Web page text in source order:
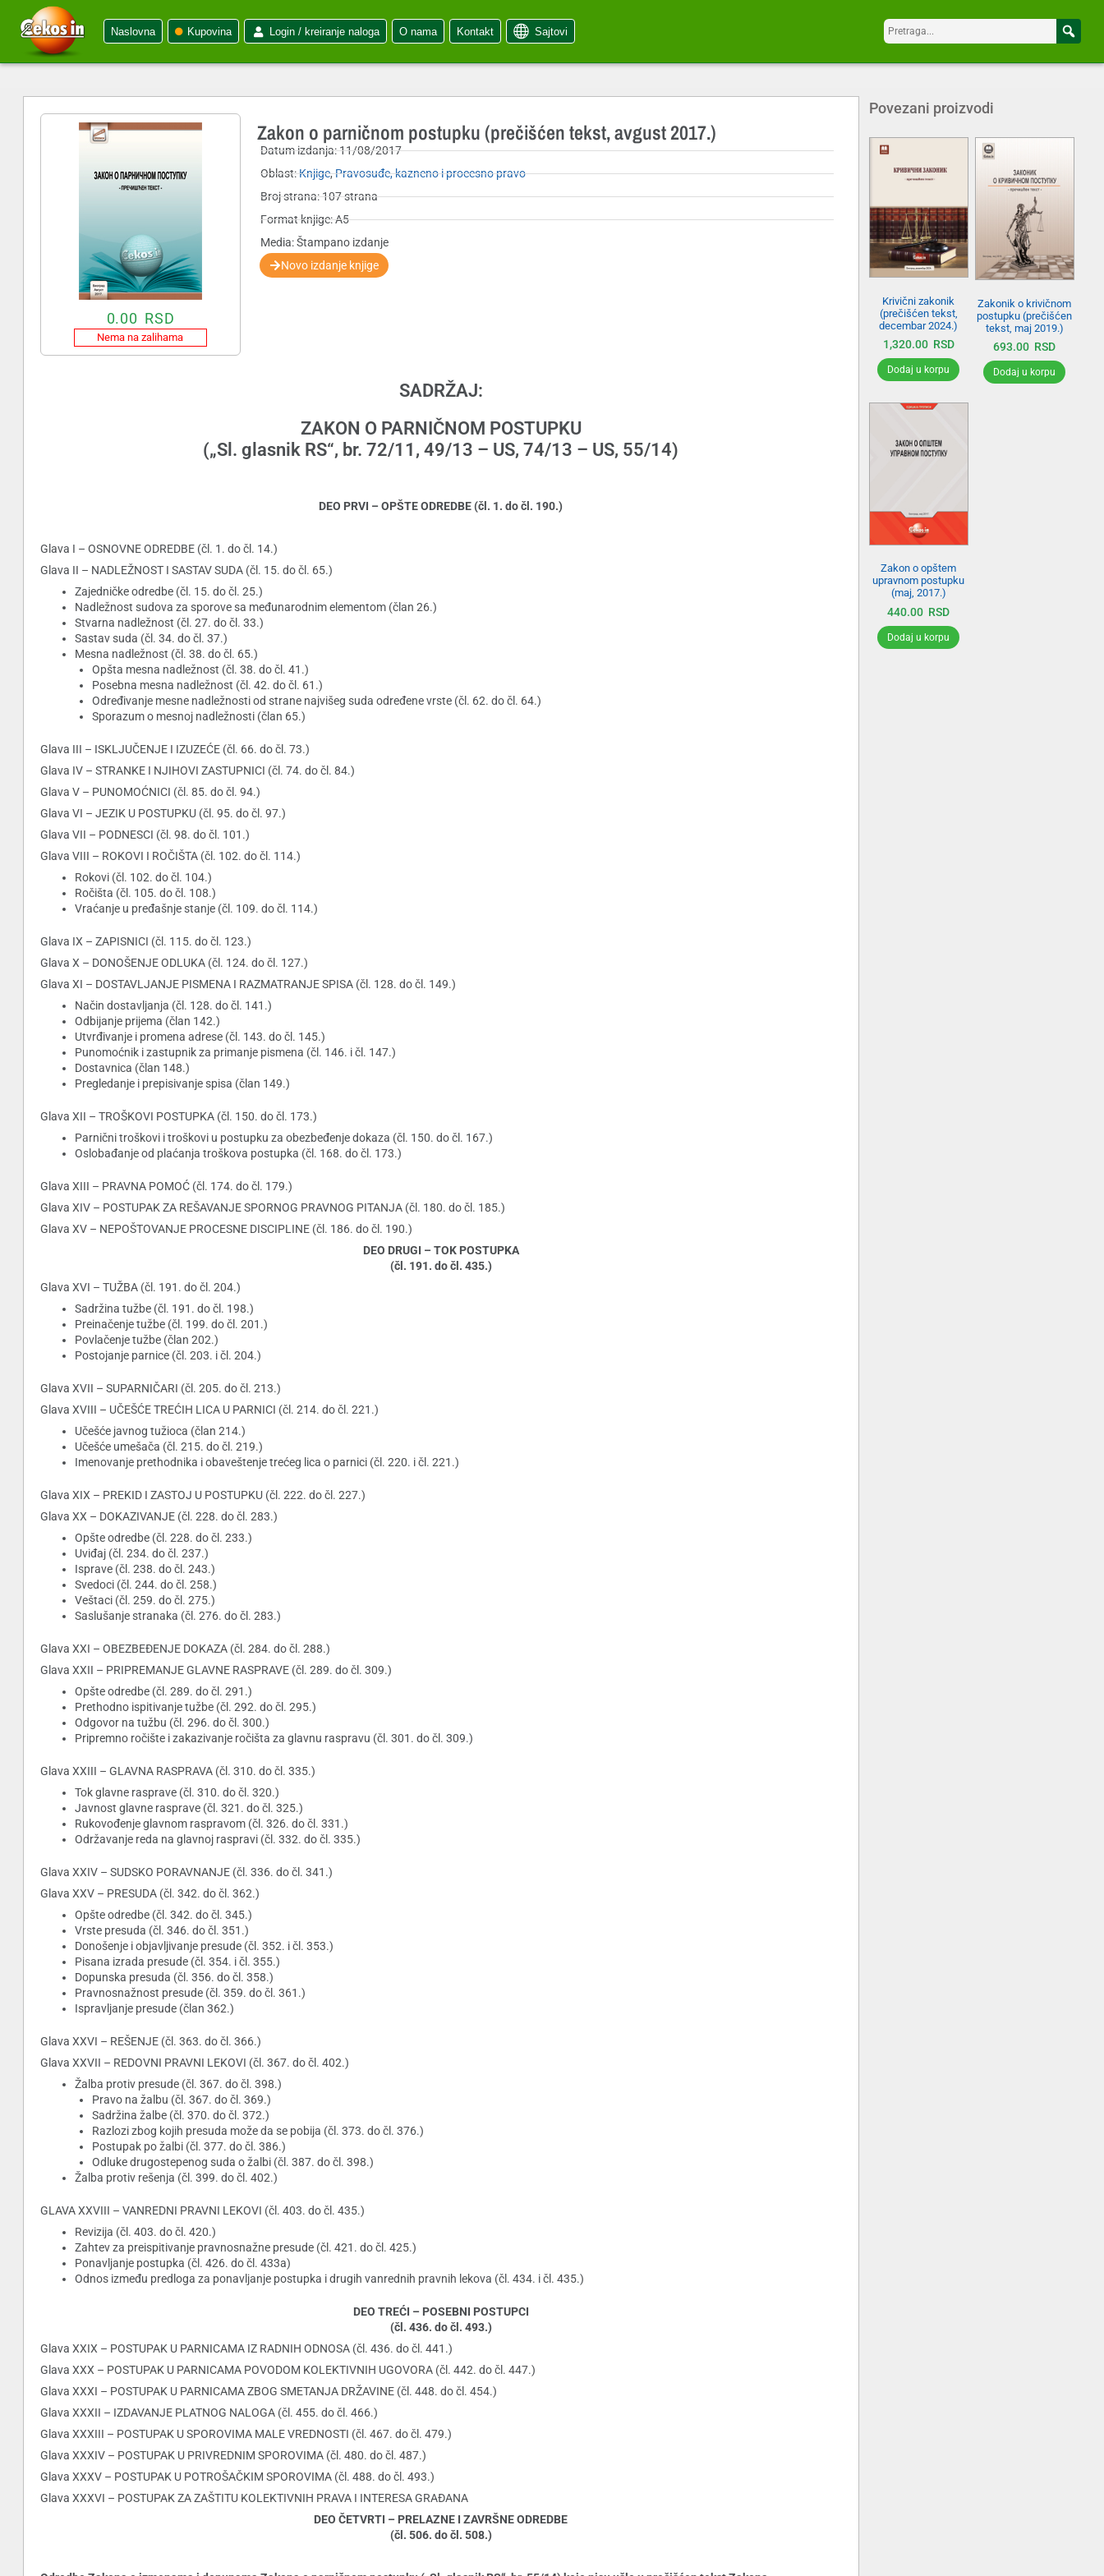
Naslovna Kupovina Login / kreiranje naloga O nama Kontakt Sajtovi
0.00 RSD
Nema na zalihama
Zakon o parničnom postupku (prečišćen tekst, avgust 2017.)
Datum izdanja:11/08/2017
Oblast:Knjige,Pravosuđe, kazneno i procesno pravo
Broj strana: 107 strana
Format knjige: A5
Media: Štampano izdanje
Novo izdanje knjige
SADRŽAJ:
ZAKON O PARNIČNOM POSTUPKU
(„Sl. glasnik RS“, br. 72/11, 49/13 – US, 74/13 – US, 55/14)
DEO PRVI – OPŠTE ODREDBE (čl. 1. do čl. 190.)
Glava I – OSNOVNE ODREDBE (čl. 1. do čl. 14.)
Glava II – NADLEŽNOST I SASTAV SUDA (čl. 15. do čl. 65.)
Zajedničke odredbe (čl. 15. do čl. 25.)
Nadležnost sudova za sporove sa međunarodnim elementom (član 26.)
Stvarna nadležnost (čl. 27. do čl. 33.)
Sastav suda (čl. 34. do čl. 37.)
Mesna nadležnost (čl. 38. do čl. 65.)
Opšta mesna nadležnost (čl. 38. do čl. 41.)
Posebna mesna nadležnost (čl. 42. do čl. 61.)
Određivanje mesne nadležnosti od strane najvišeg suda određene vrste (čl. 62. do čl. 64.)
Sporazum o mesnoj nadležnosti (član 65.)
Glava III – ISKLJUČENJE I IZUZEĆE (čl. 66. do čl. 73.)
Glava IV – STRANKE I NJIHOVI ZASTUPNICI (čl. 74. do čl. 84.)
Glava V – PUNOMOĆNICI (čl. 85. do čl. 94.)
Glava VI – JEZIK U POSTUPKU (čl. 95. do čl. 97.)
Glava VII – PODNESCI (čl. 98. do čl. 101.)
Glava VIII – ROKOVI I ROČIŠTA (čl. 102. do čl. 114.)
Rokovi (čl. 102. do čl. 104.)
Ročišta (čl. 105. do čl. 108.)
Vraćanje u pređašnje stanje (čl. 109. do čl. 114.)
Glava IX – ZAPISNICI (čl. 115. do čl. 123.)
Glava X – DONOŠENJE ODLUKA (čl. 124. do čl. 127.)
Glava XI – DOSTAVLJANJE PISMENA I RAZMATRANJE SPISA (čl. 128. do čl. 149.)
Način dostavljanja (čl. 128. do čl. 141.)
Odbijanje prijema (član 142.)
Utvrđivanje i promena adrese (čl. 143. do čl. 145.)
Punomoćnik i zastupnik za primanje pismena (čl. 146. i čl. 147.)
Dostavnica (član 148.)
Pregledanje i prepisivanje spisa (član 149.)
Glava XII – TROŠKOVI POSTUPKA (čl. 150. do čl. 173.)
Parnični troškovi i troškovi u postupku za obezbeđenje dokaza (čl. 150. do čl. 167.)
Oslobađanje od plaćanja troškova postupka (čl. 168. do čl. 173.)
Glava XIII – PRAVNA POMOĆ (čl. 174. do čl. 179.)
Glava XIV – POSTUPAK ZA REŠAVANJE SPORNOG PRAVNOG PITANJA (čl. 180. do čl. 185.)
Glava XV – NEPOŠTOVANJE PROCESNE DISCIPLINE (čl. 186. do čl. 190.)
DEO DRUGI – TOK POSTUPKA
(čl. 191. do čl. 435.)
Glava XVI – TUŽBA (čl. 191. do čl. 204.)
Sadržina tužbe (čl. 191. do čl. 198.)
Preinačenje tužbe (čl. 199. do čl. 201.)
Povlačenje tužbe (član 202.)
Postojanje parnice (čl. 203. i čl. 204.)
Glava XVII – SUPARNIČARI (čl. 205. do čl. 213.)
Glava XVIII – UČEŠĆE TREĆIH LICA U PARNICI (čl. 214. do čl. 221.)
Učešće javnog tužioca (član 214.)
Učešće umešača (čl. 215. do čl. 219.)
Imenovanje prethodnika i obaveštenje trećeg lica o parnici (čl. 220. i čl. 221.)
Glava XIX – PREKID I ZASTOJ U POSTUPKU (čl. 222. do čl. 227.)
Glava XX – DOKAZIVANJE (čl. 228. do čl. 283.)
Opšte odredbe (čl. 228. do čl. 233.)
Uviđaj (čl. 234. do čl. 237.)
Isprave (čl. 238. do čl. 243.)
Svedoci (čl. 244. do čl. 258.)
Veštaci (čl. 259. do čl. 275.)
Saslušanje stranaka (čl. 276. do čl. 283.)
Glava XXI – OBEZBEĐENJE DOKAZA (čl. 284. do čl. 288.)
Glava XXII – PRIPREMANJE GLAVNE RASPRAVE (čl. 289. do čl. 309.)
Opšte odredbe (čl. 289. do čl. 291.)
Prethodno ispitivanje tužbe (čl. 292. do čl. 295.)
Odgovor na tužbu (čl. 296. do čl. 300.)
Pripremno ročište i zakazivanje ročišta za glavnu raspravu (čl. 301. do čl. 309.)
Glava XXIII – GLAVNA RASPRAVA (čl. 310. do čl. 335.)
Tok glavne rasprave (čl. 310. do čl. 320.)
Javnost glavne rasprave (čl. 321. do čl. 325.)
Rukovođenje glavnom raspravom (čl. 326. do čl. 331.)
Održavanje reda na glavnoj raspravi (čl. 332. do čl. 335.)
Glava XXIV – SUDSKO PORAVNANJE (čl. 336. do čl. 341.)
Glava XXV – PRESUDA (čl. 342. do čl. 362.)
Opšte odredbe (čl. 342. do čl. 345.)
Vrste presuda (čl. 346. do čl. 351.)
Donošenje i objavljivanje presude (čl. 352. i čl. 353.)
Pisana izrada presude (čl. 354. i čl. 355.)
Dopunska presuda (čl. 356. do čl. 358.)
Pravnosnažnost presude (čl. 359. do čl. 361.)
Ispravljanje presude (član 362.)
Glava XXVI – REŠENJE (čl. 363. do čl. 366.)
Glava XXVII – REDOVNI PRAVNI LEKOVI (čl. 367. do čl. 402.)
Žalba protiv presude (čl. 367. do čl. 398.)
Pravo na žalbu (čl. 367. do čl. 369.)
Sadržina žalbe (čl. 370. do čl. 372.)
Razlozi zbog kojih presuda može da se pobija (čl. 373. do čl. 376.)
Postupak po žalbi (čl. 377. do čl. 386.)
Odluke drugostepenog suda o žalbi (čl. 387. do čl. 398.)
Žalba protiv rešenja (čl. 399. do čl. 402.)
GLAVA XXVIII – VANREDNI PRAVNI LEKOVI (čl. 403. do čl. 435.)
Revizija (čl. 403. do čl. 420.)
Zahtev za preispitivanje pravnosnažne presude (čl. 421. do čl. 425.)
Ponavljanje postupka (čl. 426. do čl. 433a)
Odnos između predloga za ponavljanje postupka i drugih vanrednih pravnih lekova (čl. 434. i čl. 435.)
DEO TREĆI – POSEBNI POSTUPCI
(čl. 436. do čl. 493.)
Glava XXIX – POSTUPAK U PARNICAMA IZ RADNIH ODNOSA (čl. 436. do čl. 441.)
Glava XXX – POSTUPAK U PARNICAMA POVODOM KOLEKTIVNIH UGOVORA (čl. 442. do čl. 447.)
Glava XXXI – POSTUPAK U PARNICAMA ZBOG SMETANJA DRŽAVINE (čl. 448. do čl. 454.)
Glava XXXII – IZDAVANJE PLATNOG NALOGA (čl. 455. do čl. 466.)
Glava XXXIII – POSTUPAK U SPOROVIMA MALE VREDNOSTI (čl. 467. do čl. 479.)
Glava XXXIV – POSTUPAK U PRIVREDNIM SPOROVIMA (čl. 480. do čl. 487.)
Glava XXXV – POSTUPAK U POTROŠAČKIM SPOROVIMA (čl. 488. do čl. 493.)
Glava XXXVI – POSTUPAK ZA ZAŠTITU KOLEKTIVNIH PRAVA I INTERESA GRAĐANA
DEO ČETVRTI – PRELAZNE I ZAVRŠNE ODREDBE
(čl. 506. do čl. 508.)
Povezani proizvodi
Krivični zakonik
(prečišćen tekst,
decembar 2024.)
1,320.00 RSD
Dodaj u korpu
Zakonik o krivičnom
postupku (prečišćen
tekst, maj 2019.)
693.00 RSD
Dodaj u korpu
Zakon o opštem
upravnom postupku
(maj, 2017.)
440.00 RSD
Dodaj u korpu